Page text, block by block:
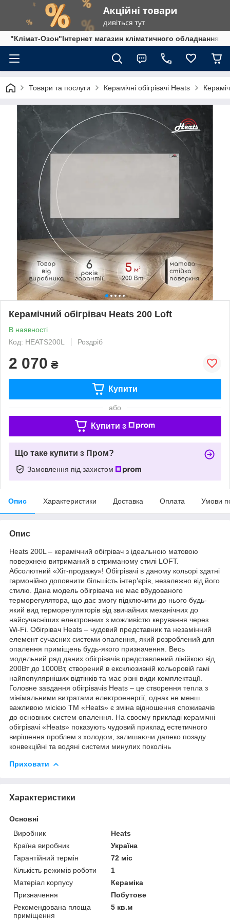
"Клімат-Озон"Інтернет магазин кліматичного обладнання
Товари та послуги Керамічні обігрівачі Heats
Керамічний обігрівач Heats 200 Loft
В наявності
Код: HEATS200L
Роздріб
2 070 ₴
Купити
або
Купити з
Що таке купити з Пром?
Замовлення під захистом
Опис Характеристики Доставка Оплата Умови
Опис
Heats 200L – керамічний обігрівач з ідеальною матовою
поверхнею витриманий в стриманому стилі LOFT.
Абсолютний «Хіт-продажу»! Обігрівачі в даному кольорі здатні
гармонійно доповнити більшість інтер’єрів, незалежно від його
стилю. Дана модель обігрівача не має вбудованого
терморегулятора, що дає змогу підключити до нього будь-
який вид терморегуляторів від звичайних механічних до
найсучасніших електронних з можливістю керування через
Wi-Fi. Обігрівач Heats – чудовий представник та незамінний
елемент сучасних системи опалення, який розроблений для
опалення приміщень будь-якого призначення. Весь
модельний ряд даних обігрівачів представлений лінійкою від
200Вт до 1000Вт, створений в ексклюзивній кольоровій гамі
найпопулярніших відтінків та має різні види комплектації.
Головне завдання обігрівачів Heats – це створення тепла з
мінімальними витратами електроенергії, однак не менш
важливою місією ТМ «Heats» є зміна відношення споживачів
до основних систем опалення. На своєму прикладі керамічні
обігрівачі «Heats» показують чудовий приклад естетичного
вирішення проблем з холодом, залишаючи далеко позаду
конвекційні та водяні системи минулих поколінь
Приховати
Характеристики
Основні
Виробник
Heats
Країна виробник
Україна
Гарантійний термін
72 міс
Кількість режимів роботи
1
Матеріал корпусу
Кераміка
Призначення
Побутове
Рекомендована площа
приміщення
5 кв.м